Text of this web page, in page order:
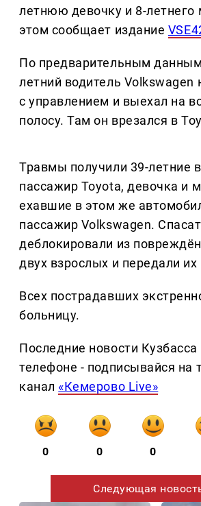
летнюю девочку и 8-летнего
этом сообщает издание
По предварительным
летний водитель Volkswagen
с управлением и выехал на
полосу. Там он врезался в
Травмы получили 39-летние
пассажир Toyota, девочка и
ехавшие в этом же
пассажир Volkswagen.
деблокировали из
двух взрослых и передали
Всех пострадавших
больницу.
Последние новости
телефоне - подписывайся на
канал «Кемерово Live»
0 0 0
Следующая